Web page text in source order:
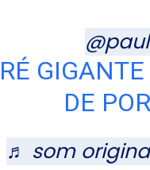
DE
♬ som